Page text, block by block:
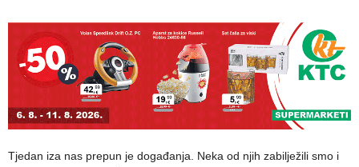
Tjedan iza nas prepun je događanja. Neka od njih zabilježili smo i